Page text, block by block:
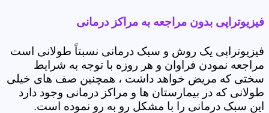
فیزیوتراپی بدون مراجعه به مراکز درمانی
فیزیوتراپی یک روش و سبک درمانی نسبتاً طولانی است
مراجعه نمودن فراوان و هر روزه با توجه به شرایط
سختی که مریض خواهد داشت ، همچنین صف های خیلی
طولانی که در بیمارستان ها و مراکز درمانی وجود دارد
این سبک درمانی را با مشکل رو به رو نموده است.